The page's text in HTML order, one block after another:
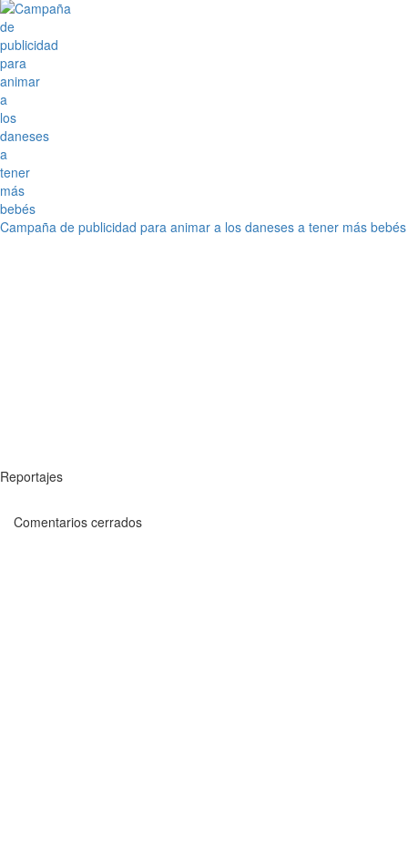
Campaña de publicidad para animar a los daneses a tener más bebés
Reportajes
Comentarios cerrados